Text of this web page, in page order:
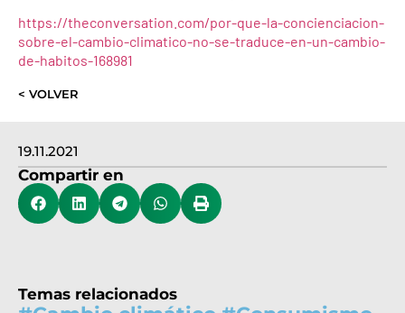
19.11.2021
Compartir en
Temas relacionados
https://theconversation.com/por-que-la-concienciacion-
sobre-el-cambio-climatico-no-se-traduce-en-un-cambio-
de-habitos-168981
< VOLVER